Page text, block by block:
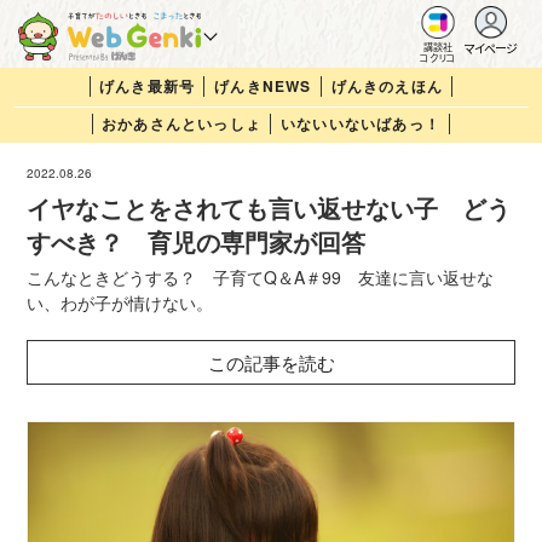
講談社
コクリコ
マイページ
げんき最新号 げんきNEWS
げんきのえほん
おかあさんといっしょ
いないいないばあっ！
2022.08.26
イヤなことをされても言い返せない子 どう
すべき？ 育児の専門家が回答
こんなときどうする？ 子育てQ＆A＃99 友達に言い返せな
い、わが子が情けない。
この記事を読む